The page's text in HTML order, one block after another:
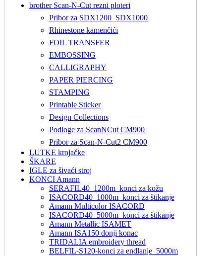
brother Scan-N-Cut rezni ploteri
Pribor za SDX1200_SDX1000
Rhinestone kamenčići
FOIL TRANSFER
EMBOSSING
CALLIGRAPHY
PAPER PIERCING
STAMPING
Printable Sticker
Design Collections
Podloge za ScanNCut CM900
Pribor za Scan-N-Cut2 CM900
LUTKE krojačke
ŠKARE
IGLE za šivaći stroj
KONCI Amann
SERAFIL40_1200m_konci za kožu
ISACORD40_1000m_konci za štikanje
Amann Multicolor ISACORD
ISACORD40_5000m_konci za štikanje
Amann Metallic ISAMET
Amann ISA150 donji konac
TRIDALIA embroidery thread
BELFIL-S120-konci za endlanje_5000m